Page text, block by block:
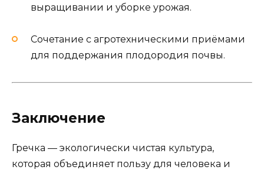
выращивании и уборке урожая.
Сочетание с агротехническими приёмами
для поддержания плодородия почвы.
Заключение
Гречка — экологически чистая культура,
которая объединяет пользу для человека и